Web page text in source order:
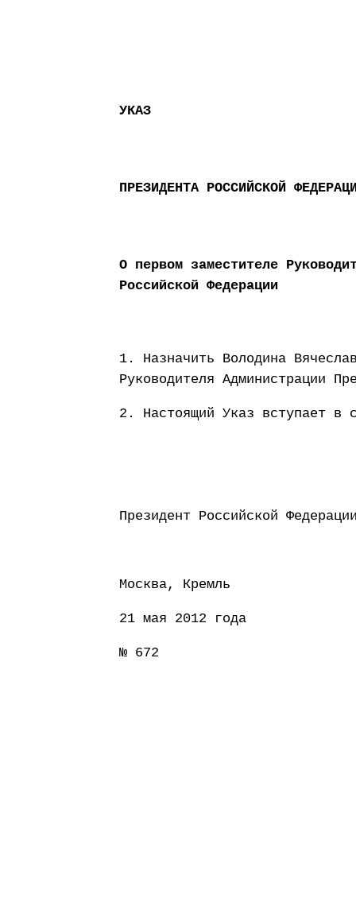
УКАЗ
ПРЕЗИДЕНТА РОССИЙСКОЙ
О первом заместителе
Российской Федерации
1. Назначить Володина
Руководителя Администрации
2. Настоящий Указ вступает в
Президент
Москва, Кремль
21 мая 2012 года
№ 672